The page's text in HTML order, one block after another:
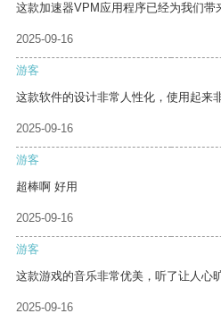
这款加速器VPM应用程序已经为我们带
2025-09-16
游客
这款软件的设计非常人性化，使用起来
2025-09-16
游客
超棒啊 好用
2025-09-16
游客
这款游戏的音乐非常优美，听了让人心
2025-09-16